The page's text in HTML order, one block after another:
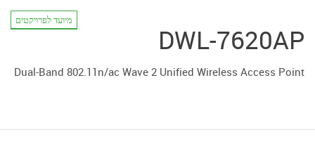
DWL-7620AP
מיועד לפרויקטים
Dual-Band 802.11n/ac Wave 2 Unified Wireless Access Point